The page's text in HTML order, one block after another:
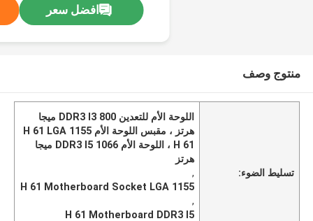
افضل سعر
منتوج وصف
تسليط الضوء:
اللوحة الأم للتعدين DDR3 I3 800 ميجا
هرتز ، مقبس اللوحة الأم H 61 LGA 1155
، H 61 اللوحة الأم DDR3 I5 1066 ميجا
هرتز
,
H 61 Motherboard Socket LGA 1155
,
H 61 Motherboard DDR3 I5